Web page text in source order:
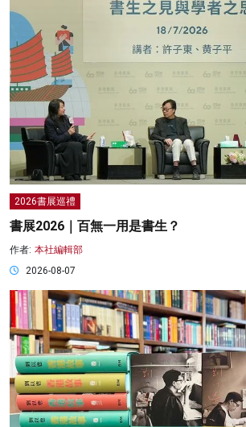
2026書展巡禮
書展2026｜百無一用是書生？
作者: 本社編輯部
2026-08-07